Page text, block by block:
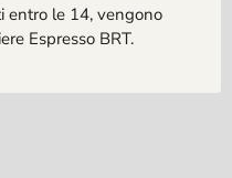
entro le 14, vengono
Espresso BRT.